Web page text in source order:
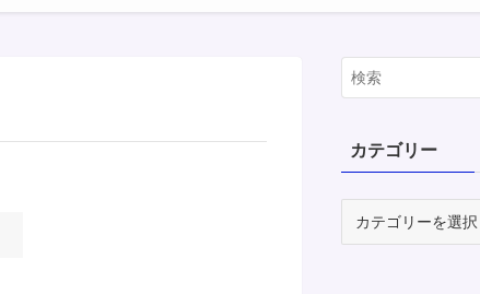
カテゴリー